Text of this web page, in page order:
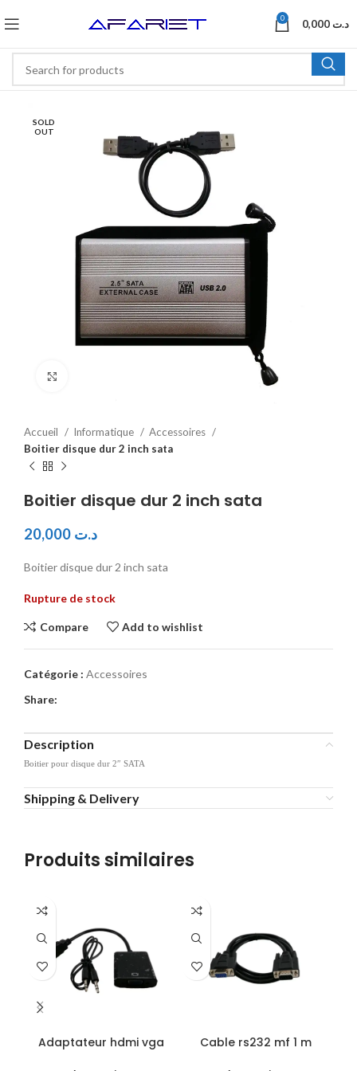
0 د.ت
SOLD
OUT
Accueil Informatique
Accessoires
Boitier disque dur 2 inch sata
Boitier disque dur 2 inch sata
د.ت
Boitier disque dur 2 inch sata
Rupture de stock
Compare Add to wishlist
Catégorie : Accessoires
Share:
Description
Boitier pour disque dur 2″ SATA
Shipping & Delivery
Produits similaires
Adaptateur hdmi vga Cable rs232 mf 1 m